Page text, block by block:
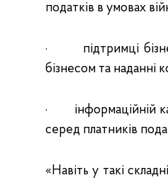
податків в умовах
· підтримці
бізнесом та наданні
· інформаційній
серед платників
«Навіть у такі